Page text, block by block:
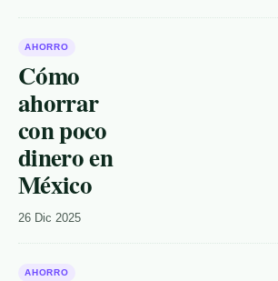
AHORRO
Cómo
ahorrar
con poco
dinero en
México
26 Dic 2025
AHORRO